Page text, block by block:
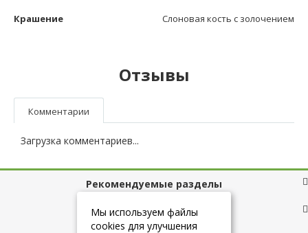
Крашение Слоновая кость с золочением
Отзывы
Комментарии
Загрузка комментариев...
Рекомендуемые разделы
Полезные ссылки
Мы используем файлы
cookies для улучшения